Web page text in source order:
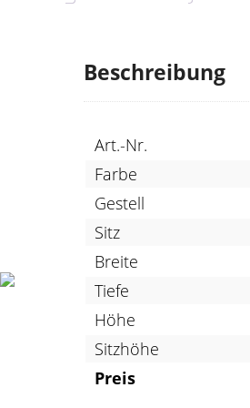
Beschreibung
Art.-Nr.
Farbe
Gestell
Sitz
Breite
Tiefe
Höhe
Sitzhöhe
Preis